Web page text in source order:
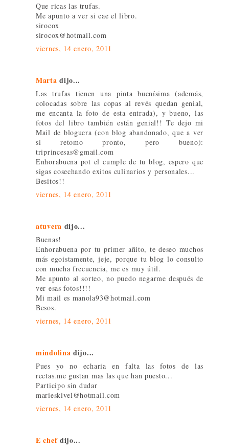
Que ricas las trufas.
Me apunto a ver si cae el libro.
sirocox
sirocox@hotmail.com
viernes, 14 enero, 2011
Marta dijo...
Las trufas tienen una pinta buenísima (además,
colocadas sobre las copas al revés quedan genial,
me encanta la foto de esta entrada), y bueno, las
fotos del libro también están genial!! Te dejo mi
Mail de bloguera (con blog abandonado, que a ver
si retomo pronto, pero bueno):
triprincesas@gmail.com
Enhorabuena pot el cumple de tu blog, espero que
sigas cosechando exitos culinarios y personales...
Besitos!!
viernes, 14 enero, 2011
atuvera dijo...
Buenas!
Enhorabuena por tu primer añito, te deseo muchos
más egoistamente, jeje, porque tu blog lo consulto
con mucha frecuencia, me es muy útil.
Me apunto al sorteo, no puedo negarme después de
ver esas fotos!!!!
Mi mail es manola93@hotmail.com
Besos.
viernes, 14 enero, 2011
mindolina dijo...
Pues yo no echaria en falta las fotos de las
rectas.me gustan mas las que han puesto...
Participo sin dudar
marieskivel@hotmail.com
viernes, 14 enero, 2011
E chefdijo...